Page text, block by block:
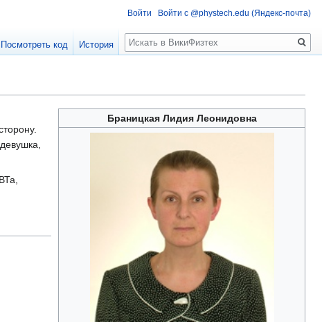
Браницкая Лидия Леонидовна
Войти Войти с @phystech.edu (Яндекс-почта)
Посмотреть код История
Поиск